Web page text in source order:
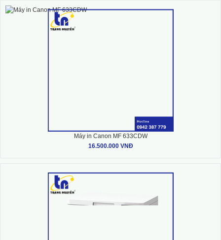
Máy in Canon MF 633CDW
16.500.000 VNĐ